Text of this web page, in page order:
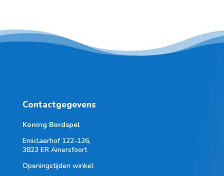
Contactgegevens
Koning Bordspel
Emiclaerhof 122-126,
3823 ER Amersfoort
Openingstijden winkel